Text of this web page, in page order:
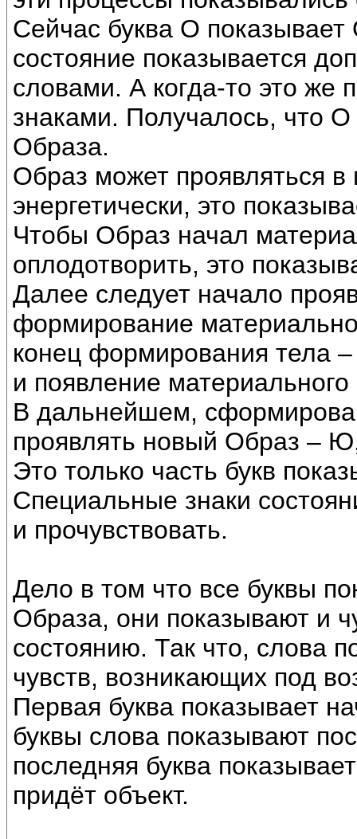
Сейчас буква О показывает
состояние показывается
словами. А когда-то это же
знаками. Получалось, что
Образа.
Образ может проявляться
энергетически, это
Чтобы Образ начал
оплодотворить, это
Далее следует начало
формирование
конец формирования тела
и появление
В дальнейшем,
проявлять новый Образ –
Это только часть букв
Специальные знаки
и прочувствовать.
Дело в том что все буквы
Образа, они показывают и
состоянию. Так что, слова
чувств, возникающих под
Первая буква показывает
буквы слова показывают
последняя буква
придёт объект.